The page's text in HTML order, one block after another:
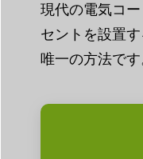
現代の電気コ
セントを設置
唯一の方法で